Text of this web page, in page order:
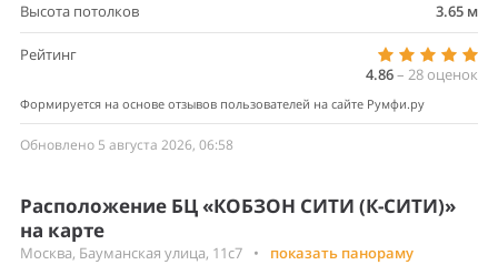
Высота потолков 3.65 м
Рейтинг
4.86– 28 оценок
Формируется на основе отзывов пользователей на сайте Румфи.ру
Обновлено 5 августа 2026, 06:58
Расположение БЦ «КОБЗОН СИТИ (К-СИТИ)»
на карте
Москва, Бауманская улица, 11с7 • показать панораму